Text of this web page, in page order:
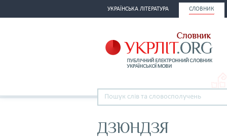
УКРАЇНСЬКА ЛІТЕРАТУРА СЛОВНИК
ДЗЮНДЗЯ